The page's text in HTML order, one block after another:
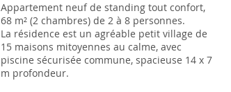
Appartement neuf de standing tout confort,
68 m² (2 chambres) de 2 à 8 personnes.
La résidence est un agréable petit village de
15 maisons mitoyennes au calme, avec
piscine sécurisée commune, spacieuse 14 x 7
m profondeur.